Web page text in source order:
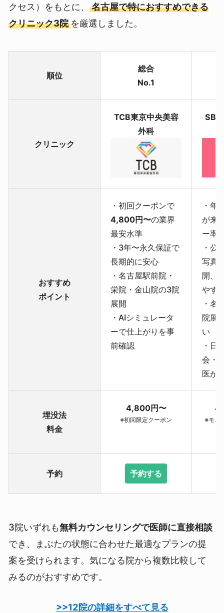
クセス）をもとに、名古屋で特におすすめできる
クリニック3院を厳選しました。
順位
総合
No.1
クリニック
TCB東京中央美容
外科
SBC
おすすめ
ポイント
・初回クーポンで
4,800円〜の業界
最安水準
・3年〜永久保証で
長期的に安心
・名古屋駅前院・
栄院・金山院の3院
展開
・AIシミュレータ
ーで仕上がりを事
前確認
・年
が来
ー率
・公
写真
開、
やす
・名
院展
い
・日
会・
医が
埋没法
料金
4,800円〜
※初回限定クーポン ※モニ
予約 予約する
3院いずれも無料カウンセリングで医師に直接相談
でき、まぶたの状態に合わせた最適なプランの提
案を受けられます。気になる院から複数比較して
みるのがおすすめです。
>>12院の詳細をすべて見る